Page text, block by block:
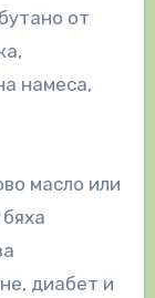
намеса,
масло или
диабет и